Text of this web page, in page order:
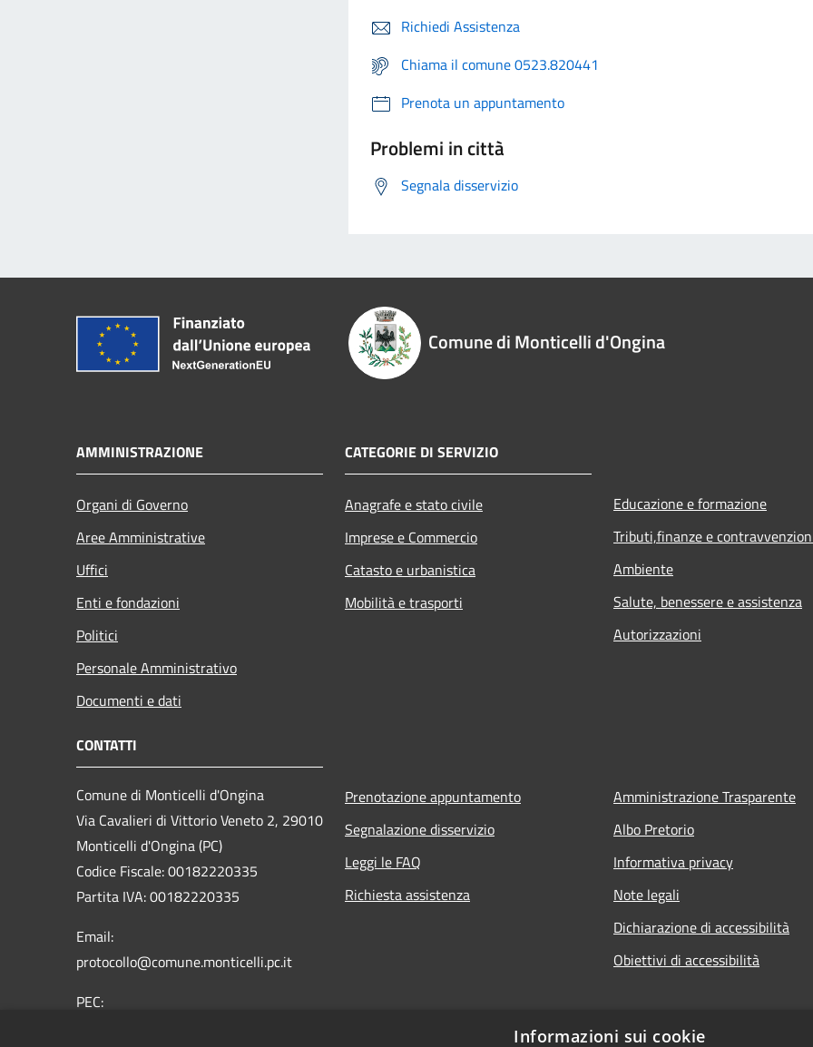
Richiedi Assistenza
Chiama il comune 0523.820441
Prenota un appuntamento
Problemi in città
Segnala disservizio
Comune di Monticelli d'Ongina
AMMINISTRAZIONE
Organi di Governo
Aree Amministrative
Uffici
Enti e fondazioni
Politici
Personale Amministrativo
Documenti e dati
CATEGORIE DI SERVIZIO
Anagrafe e stato civile
Imprese e Commercio
Catasto e urbanistica
Mobilità e trasporti
Educazione e formazione
Tributi,finanze e
Ambiente
Salute, benessere e assistenza
Autorizzazioni
CONTATTI
Comune di Monticelli d'Ongina
Via Cavalieri di Vittorio Veneto 2, 29010
Monticelli d'Ongina (PC)
Codice Fiscale: 00182220335
Partita IVA: 00182220335
Email:
protocollo@comune.monticelli.pc.it
PEC:
Prenotazione appuntamento
Segnalazione disservizio
Leggi le FAQ
Richiesta assistenza
Amministrazione Trasparente
Albo Pretorio
Informativa privacy
Note legali
Dichiarazione di accessibilità
Obiettivi di accessibilità
Informazioni sui cookie